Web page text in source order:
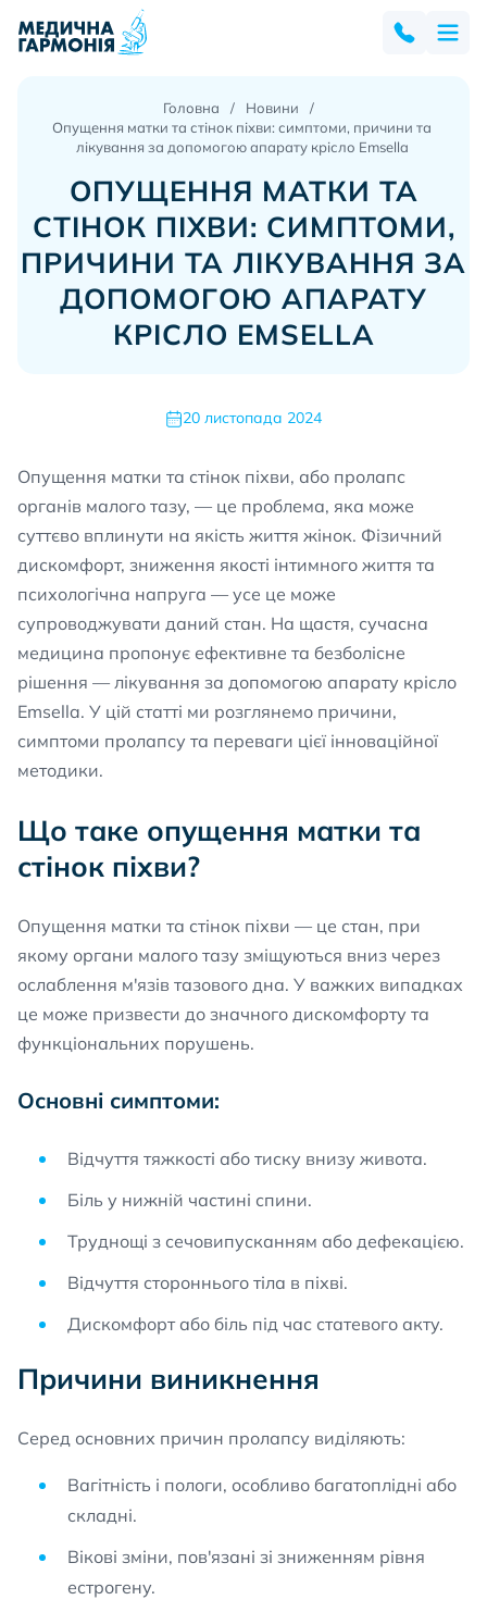
Головна
Новини
Опущення матки та стінок піхви: симптоми, причини та
лікування за допомогою апарату крісло Emsella
ОПУЩЕННЯ МАТКИ ТА
СТІНОК ПІХВИ: СИМПТОМИ,
ПРИЧИНИ ТА ЛІКУВАННЯ ЗА
ДОПОМОГОЮ АПАРАТУ
КРІСЛО EMSELLA
20 листопада 2024
Опущення матки та стінок піхви, або пролапс
органів малого тазу, — це проблема, яка може
суттєво вплинути на якість життя жінок. Фізичний
дискомфорт, зниження якості інтимного життя та
психологічна напруга — усе це може
супроводжувати даний стан. На щастя, сучасна
медицина пропонує ефективне та безболісне
рішення — лікування за допомогою апарату крісло
Emsella. У цій статті ми розглянемо причини,
симптоми пролапсу та переваги цієї інноваційної
методики.
Що таке опущення матки та
стінок піхви?
Опущення матки та стінок піхви — це стан, при
якому органи малого тазу зміщуються вниз через
ослаблення м'язів тазового дна. У важких випадках
це може призвести до значного дискомфорту та
функціональних порушень.
Основні симптоми:
Відчуття тяжкості або тиску внизу живота.
Біль у нижній частині спини.
Труднощі з сечовипусканням або дефекацією.
Відчуття стороннього тіла в піхві.
Дискомфорт або біль під час статевого акту.
Причини виникнення
Серед основних причин пролапсу виділяють:
Вагітність і пологи, особливо багатоплідні або
складні.
Вікові зміни, пов'язані зі зниженням рівня
естрогену.